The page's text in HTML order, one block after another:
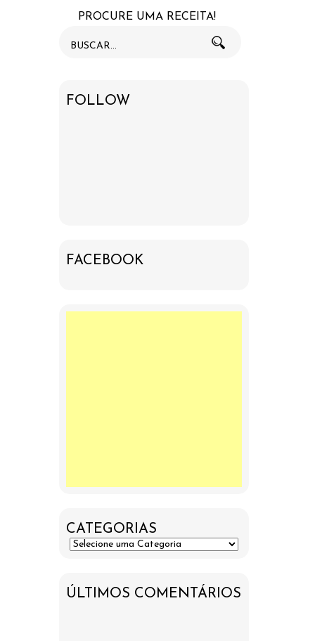
PROCURE UMA RECEITA!
FOLLOW
FACEBOOK
CATEGORIAS
ÚLTIMOS COMENTÁRIOS